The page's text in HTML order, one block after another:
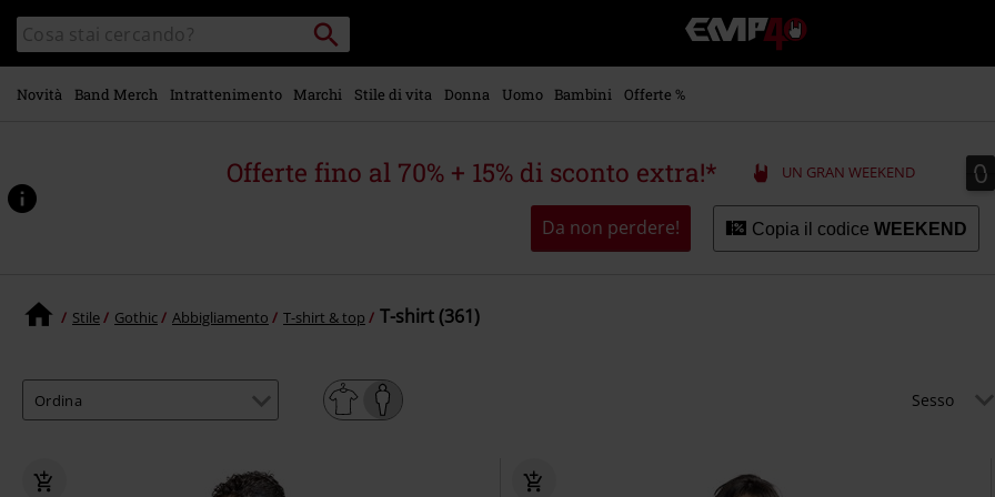
contenuto
principale
Cerca
nel
catalogo
Cerca
Punto
di
ritiro
EMP
-
Musica,
Videogame
-
Abbigliamento
Novità Band Merch Intrattenimento Marchi Stile di vita Donna Uomo Bambini Offerte %
Offerte fino al 70% + 15% di sconto extra!* UN GRAN WEEKEND 0
0
Da non perdere! Copia il codice WEEKEND
Stile Gothic Abbigliamento T-shirt & top T-shirt (361)
Sesso